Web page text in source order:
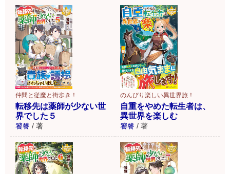
仲間と従魔と街歩き！
転移先は薬師が少ない世
界でした５
饕餮 / 著
のんびり楽しい異世界旅！
自重をやめた転生者は、
異世界を楽しむ
饕餮 / 著